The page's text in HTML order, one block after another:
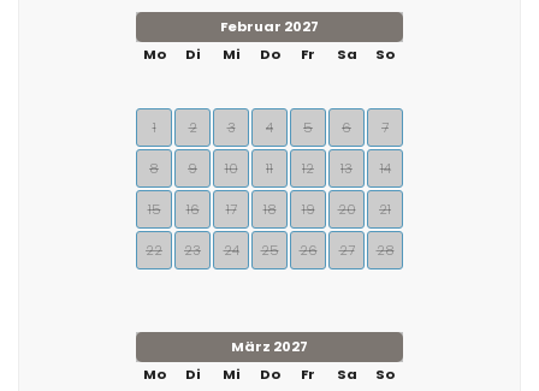
Februar 2027
Mo
Di Mi Do Fr Sa So
1 2 3 4 5 6 7
8 9 10 11 12 13 14
15 16 17 18 19 20 21
22 23 24 25 26 27 28
März 2027
Mo
Di Mi Do Fr Sa So